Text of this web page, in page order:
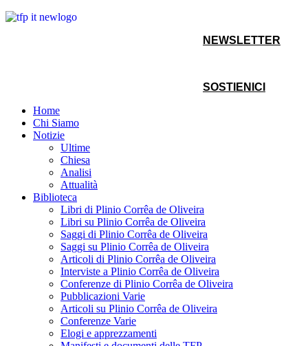
NEWSLETTER
SOSTIENICI
Home
Chi Siamo
Notizie
Ultime
Chiesa
Analisi
Attualità
Biblioteca
Libri di Plinio Corrêa de Oliveira
Libri su Plinio Corrêa de Oliveira
Saggi di Plinio Corrêa de Oliveira
Saggi su Plinio Corrêa de Oliveira
Articoli di Plinio Corrêa de Oliveira
Interviste a Plinio Corrêa de Oliveira
Conferenze di Plinio Corrêa de Oliveira
Pubblicazioni Varie
Articoli su Plinio Corrêa de Oliveira
Conferenze Varie
Elogi e apprezzamenti